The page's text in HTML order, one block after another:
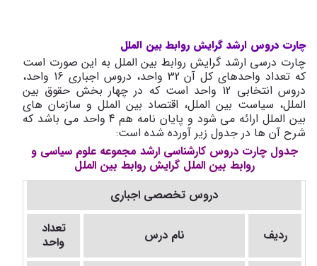
چارت دروس ارشد گرایش روابط بین الملل
چارت درسی ارشد گرایش روابط بین الملل به این صورت است
که تعداد واحدهای کل آن 32 واحد، دروس اجباری 16 واحد،
دروس انتخابی 12 واحد است که در چهار بخش حقوق بین
الملل، سیاست بین الملل، اقتصاد بین الملل و سازمان های
بین الملل ارائه می شود و پایان نامه هم 4 واحد می باشد که
شرح آن ها در جدول زیر آورده شده است:
جدول چارت دروس کارشناسی ارشد مجموعه علوم سیاسی و
روابط بین الملل گرایش روابط بین الملل
دروس تخصصی اجباری
ردیف نام درس
تعداد
واحد